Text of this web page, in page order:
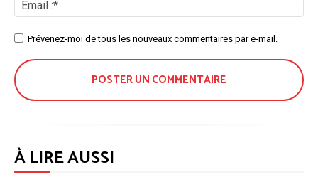
:*
SitePrévenez-moi de tous les nouveaux commentaires par e-mail.
À LIRE AUSSI